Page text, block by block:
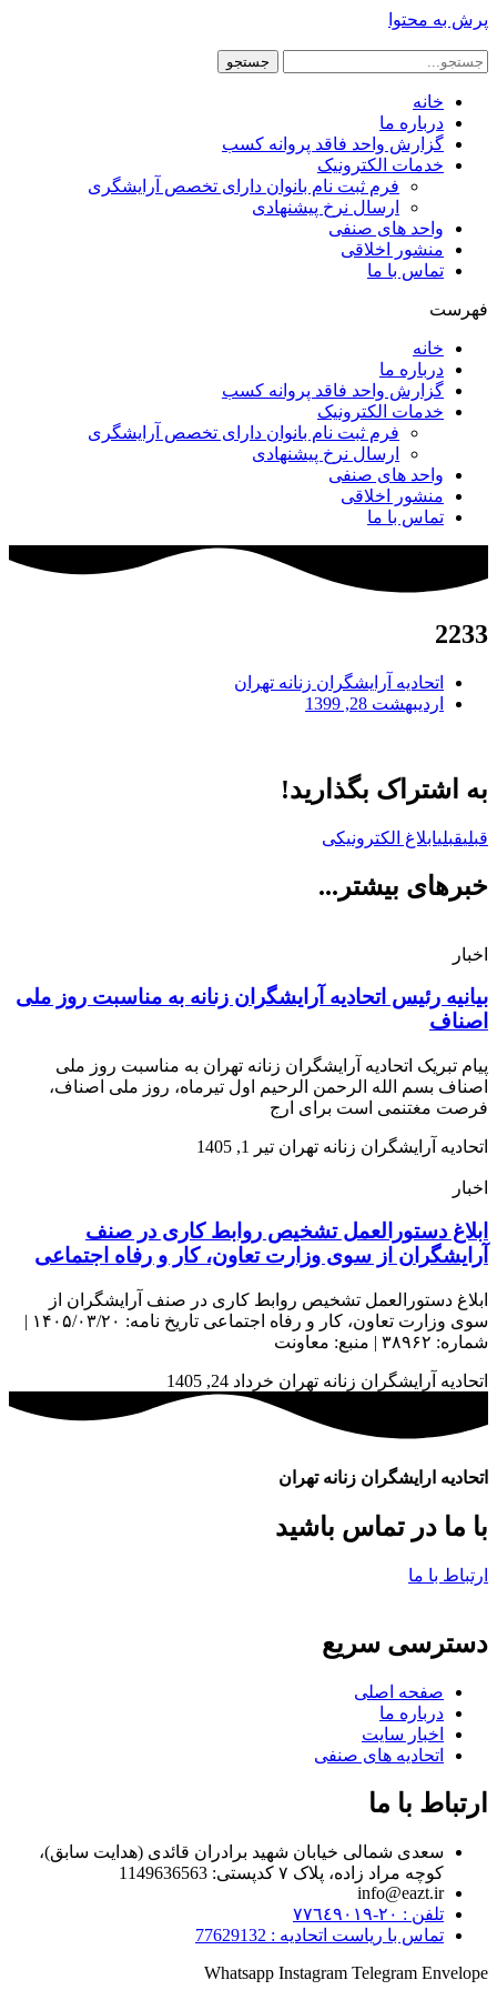
پرش به محتوا
جستجو
خانه
درباره ما
گزارش واحد فاقد پروانه کسب
خدمات الکترونیک
فرم ثبت نام بانوان دارای تخصص آرایشگری
ارسال نرخ پیشنهادی
واحد های صنفی
منشور اخلاقی
تماس با ما
فهرست
خانه
درباره ما
گزارش واحد فاقد پروانه کسب
خدمات الکترونیک
فرم ثبت نام بانوان دارای تخصص آرایشگری
ارسال نرخ پیشنهادی
واحد های صنفی
منشور اخلاقی
تماس با ما
2233
اتحادیه آرایشگران زنانه تهران
اردیبهشت 28, 1399
به اشتراک بگذارید!
قبلیقبلیابلاغ الکترونیکی
خبرهای بیشتر...
اخبار
بیانیه رئیس اتحادیه آرایشگران زنانه به مناسبت روز ملی
اصناف
پیام تبریک اتحادیه آرایشگران زنانه تهران به مناسبت روز ملی
اصناف بسم الله الرحمن الرحیم اول تیرماه، روز ملی اصناف،
فرصت مغتنمی است برای ارج
اتحادیه آرایشگران زنانه تهران تیر 1, 1405
اخبار
ابلاغ دستورالعمل تشخیص روابط کاری در صنف
آرایشگران از سوی وزارت تعاون، کار و رفاه اجتماعی
ابلاغ دستورالعمل تشخیص روابط کاری در صنف آرایشگران از
سوی وزارت تعاون، کار و رفاه اجتماعی تاریخ نامه: ۱۴۰۵/۰۳/۲۰ |
شماره: ۳۸۹۶۲ | منبع: معاونت
اتحادیه آرایشگران زنانه تهران خرداد 24, 1405
اتحادیه ارایشگران زنانه تهران
با ما در تماس باشید
ارتباط با ما
دسترسی سریع
صفحه اصلی
درباره ما
اخبار سایت
اتحادیه های صنفی
ارتباط با ما
سعدی شمالی خیابان شهید برادران قائدی (هدایت سابق)،
کوچه مراد زاده، پلاک ۷ کدپستی: 1149636563
info@eazt.ir
تلفن : ٢٠-٧٧٦٤٩٠١٩
تماس با ریاست اتحادیه : 77629132
Whatsapp Instagram Telegram Envelope